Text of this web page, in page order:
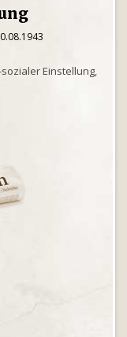
Einstellung,